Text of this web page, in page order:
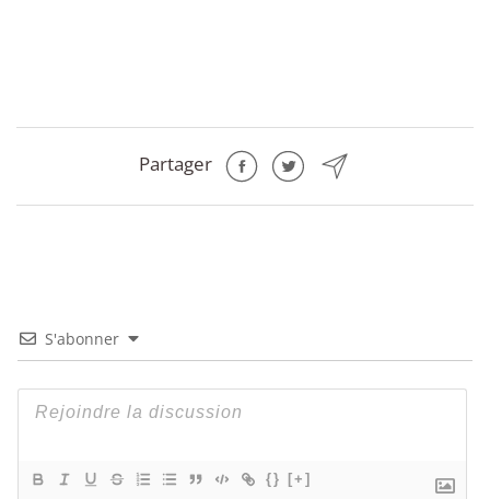
Partager
S'abonner
{} [+]